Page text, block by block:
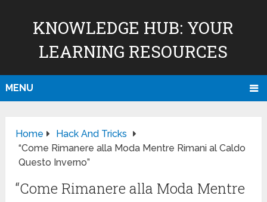
KNOWLEDGE HUB: YOUR
LEARNING RESOURCES
MENU
Home
Hack And Tricks
“Come Rimanere alla Moda Mentre Rimani al Caldo
Questo Inverno”
“Come Rimanere alla Moda Mentre